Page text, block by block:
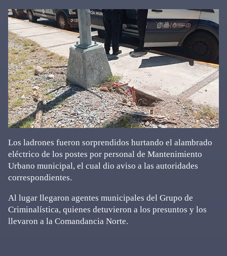
Los ladrones fueron sorprendidos hurtando el alambrado
eléctrico de los postes por personal de Mantenimiento
Urbano municipal, el cual dio aviso a las autoridades
correspondientes.
Al lugar llegaron agentes municipales del Grupo de
Criminalística, quienes detuvieron a los presuntos y los
llevaron a la Comandancia Norte.